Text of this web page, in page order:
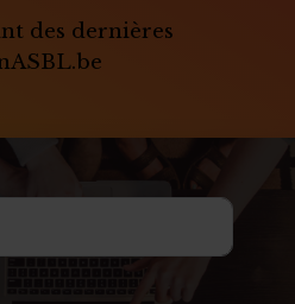
des dernières